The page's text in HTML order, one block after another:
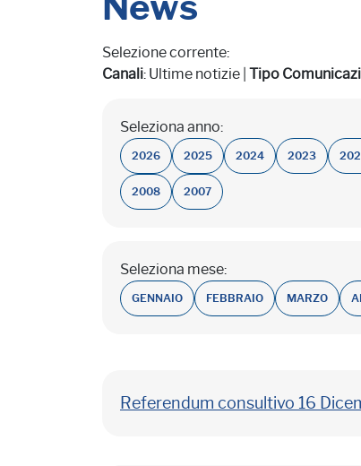
Selezione corrente:
Canali: Ultime notizie | Tipo
Seleziona anno:
2026 2025 2024 2023
2008 2007
Seleziona mese:
GENNAIO FEBBRAIO MARZO
Referendum consultivo 16